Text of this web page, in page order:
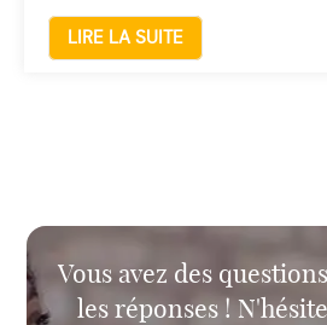
LIRE LA SUITE
Vous avez des
les réponses !